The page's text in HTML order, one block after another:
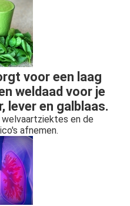
voor een laag
weldaad voor je
lever en galblaas.
welvaartziektes en de
afnemen.